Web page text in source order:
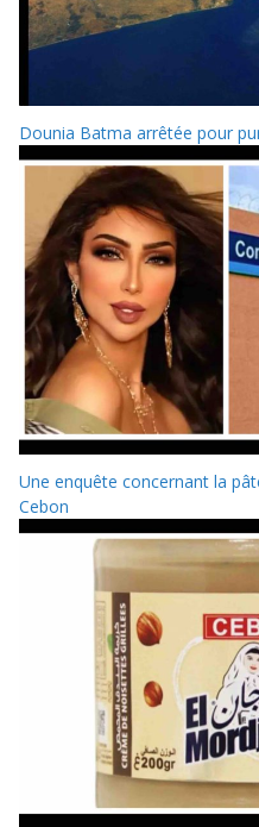
Dounia Batma arrêtée pour
Une enquête concernant la
Cebon